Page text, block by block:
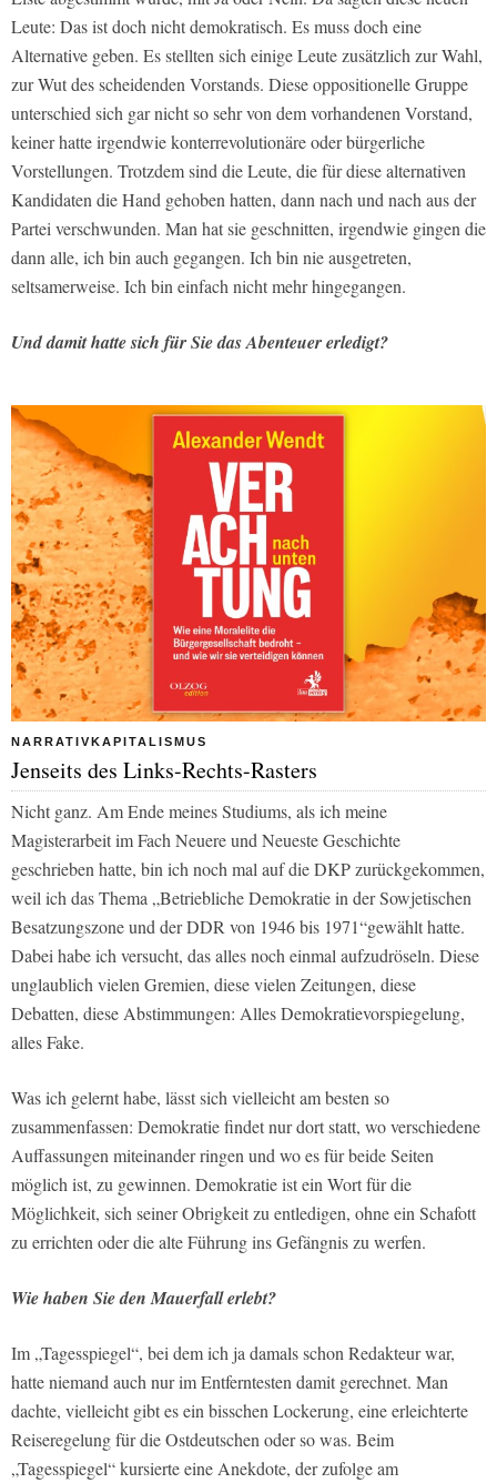
Leute: Das ist doch nicht demokratisch. Es muss doch eine
Alternative geben. Es stellten sich einige Leute zusätzlich zur Wahl,
zur Wut des scheidenden Vorstands. Diese oppositionelle Gruppe
unterschied sich gar nicht so sehr von dem vorhandenen Vorstand,
keiner hatte irgendwie konterrevolutionäre oder bürgerliche
Vorstellungen. Trotzdem sind die Leute, die für diese alternativen
Kandidaten die Hand gehoben hatten, dann nach und nach aus der
Partei verschwunden. Man hat sie geschnitten, irgendwie gingen die
dann alle, ich bin auch gegangen. Ich bin nie ausgetreten,
seltsamerweise. Ich bin einfach nicht mehr hingegangen.
Und damit hatte sich für Sie das Abenteuer erledigt?
NARRATIVKAPITALISMUS
Jenseits des Links-Rechts-Rasters
Nicht ganz. Am Ende meines Studiums, als ich meine
Magisterarbeit im Fach Neuere und Neueste Geschichte
geschrieben hatte, bin ich noch mal auf die DKP zurückgekommen,
weil ich das Thema „Betriebliche Demokratie in der Sowjetischen
Besatzungszone und der DDR von 1946 bis 1971“gewählt hatte.
Dabei habe ich versucht, das alles noch einmal aufzudröseln. Diese
unglaublich vielen Gremien, diese vielen Zeitungen, diese
Debatten, diese Abstimmungen: Alles Demokratievorspiegelung,
alles Fake.
Was ich gelernt habe, lässt sich vielleicht am besten so
zusammenfassen: Demokratie findet nur dort statt, wo verschiedene
Auffassungen miteinander ringen und wo es für beide Seiten
möglich ist, zu gewinnen. Demokratie ist ein Wort für die
Möglichkeit, sich seiner Obrigkeit zu entledigen, ohne ein Schafott
zu errichten oder die alte Führung ins Gefängnis zu werfen.
Wie haben Sie den Mauerfall erlebt?
Im „Tagesspiegel“, bei dem ich ja damals schon Redakteur war,
hatte niemand auch nur im Entferntesten damit gerechnet. Man
dachte, vielleicht gibt es ein bisschen Lockerung, eine erleichterte
Reiseregelung für die Ostdeutschen oder so was. Beim
„Tagesspiegel“ kursierte eine Anekdote, der zufolge am